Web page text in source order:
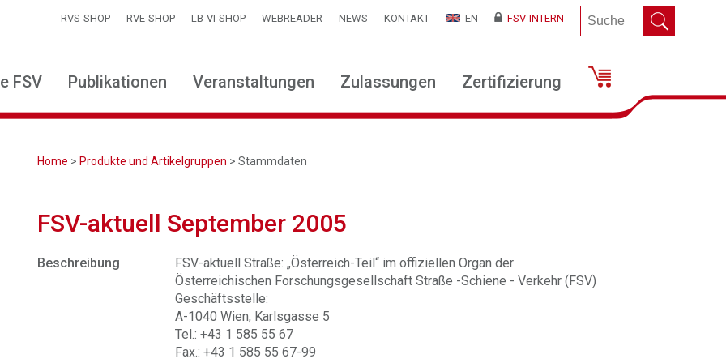
RVS-SHOP RVE-SHOP LB-VI-SHOP WEBREADER NEWS KONTAKT EN FSV-INTERN
FSV Publikationen Veranstaltungen Zulassungen Zertifizierung
Home > Produkte und Artikelgruppen > Stammdaten
FSV-aktuell September 2005
Beschreibung
FSV-aktuell Straße: „Österreich-Teil“ im offiziellen Organ der
Österreichischen Forschungsgesellschaft Straße -Schiene - Verkehr (FSV)
Geschäftsstelle:
A-1040 Wien, Karlsgasse 5
Tel.: +43 1 585 55 67
Fax.: +43 1 585 55 67-99